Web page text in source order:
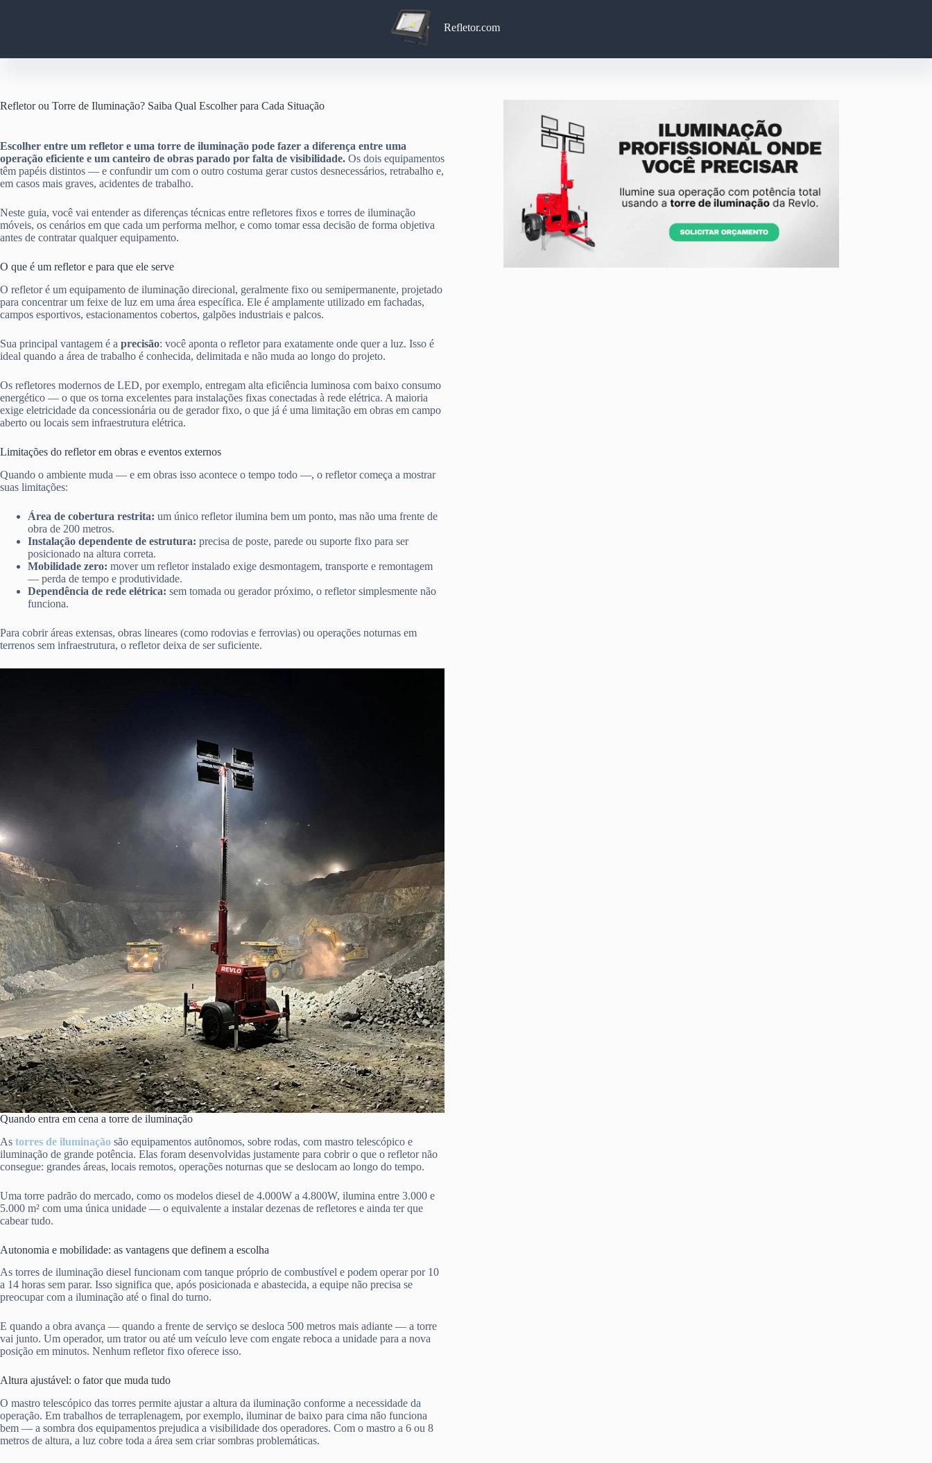
Refletor.com
Refletor ou Torre de Iluminação? Saiba Qual Escolher para Cada Situação
Escolher entre um refletor e uma torre de iluminação pode fazer a diferença entre uma
operação eficiente e um canteiro de obras parado por falta de visibilidade. Os dois equipamentos
têm papéis distintos — e confundir um com o outro costuma gerar custos desnecessários, retrabalho e,
em casos mais graves, acidentes de trabalho.
Neste guia, você vai entender as diferenças técnicas entre refletores fixos e torres de iluminação
móveis, os cenários em que cada um performa melhor, e como tomar essa decisão de forma objetiva
antes de contratar qualquer equipamento.
O que é um refletor e para que ele serve
O refletor é um equipamento de iluminação direcional, geralmente fixo ou semipermanente, projetado
para concentrar um feixe de luz em uma área específica. Ele é amplamente utilizado em fachadas,
campos esportivos, estacionamentos cobertos, galpões industriais e palcos.
Sua principal vantagem é a precisão: você aponta o refletor para exatamente onde quer a luz. Isso é
ideal quando a área de trabalho é conhecida, delimitada e não muda ao longo do projeto.
Os refletores modernos de LED, por exemplo, entregam alta eficiência luminosa com baixo consumo
energético — o que os torna excelentes para instalações fixas conectadas à rede elétrica. A maioria
exige eletricidade da concessionária ou de gerador fixo, o que já é uma limitação em obras em campo
aberto ou locais sem infraestrutura elétrica.
Limitações do refletor em obras e eventos externos
Quando o ambiente muda — e em obras isso acontece o tempo todo —, o refletor começa a mostrar
suas limitações:
Área de cobertura restrita: um único refletor ilumina bem um ponto, mas não uma frente de
obra de 200 metros.
Instalação dependente de estrutura: precisa de poste, parede ou suporte fixo para ser
posicionado na altura correta.
Mobilidade zero: mover um refletor instalado exige desmontagem, transporte e remontagem
— perda de tempo e produtividade.
Dependência de rede elétrica: sem tomada ou gerador próximo, o refletor simplesmente não
funciona.
Para cobrir áreas extensas, obras lineares (como rodovias e ferrovias) ou operações noturnas em
terrenos sem infraestrutura, o refletor deixa de ser suficiente.
Quando entra em cena a torre de iluminação
As torres de iluminação são equipamentos autônomos, sobre rodas, com mastro telescópico e
iluminação de grande potência. Elas foram desenvolvidas justamente para cobrir o que o refletor não
consegue: grandes áreas, locais remotos, operações noturnas que se deslocam ao longo do tempo.
Uma torre padrão do mercado, como os modelos diesel de 4.000W a 4.800W, ilumina entre 3.000 e
5.000 m² com uma única unidade — o equivalente a instalar dezenas de refletores e ainda ter que
cabear tudo.
Autonomia e mobilidade: as vantagens que definem a escolha
As torres de iluminação diesel funcionam com tanque próprio de combustível e podem operar por 10
a 14 horas sem parar. Isso significa que, após posicionada e abastecida, a equipe não precisa se
preocupar com a iluminação até o final do turno.
E quando a obra avança — quando a frente de serviço se desloca 500 metros mais adiante — a torre
vai junto. Um operador, um trator ou até um veículo leve com engate reboca a unidade para a nova
posição em minutos. Nenhum refletor fixo oferece isso.
Altura ajustável: o fator que muda tudo
O mastro telescópico das torres permite ajustar a altura da iluminação conforme a necessidade da
operação. Em trabalhos de terraplenagem, por exemplo, iluminar de baixo para cima não funciona
bem — a sombra dos equipamentos prejudica a visibilidade dos operadores. Com o mastro a 6 ou 8
metros de altura, a luz cobre toda a área sem criar sombras problemáticas.